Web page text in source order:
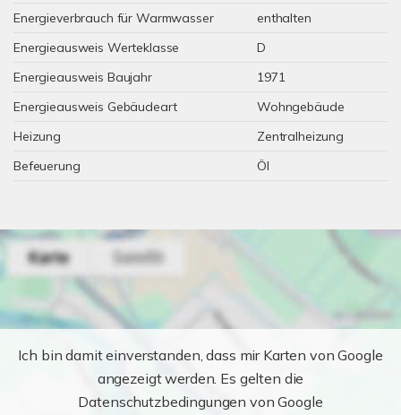
Energieverbrauch für Warmwasser
enthalten
Energieausweis Werteklasse
D
Energieausweis Baujahr
1971
Energieausweis Gebäudeart
Wohngebäude
Heizung
Zentralheizung
Befeuerung
Öl
Ich bin damit einverstanden, dass mir Karten von Google
angezeigt werden. Es gelten die
Datenschutzbedingungen von Google